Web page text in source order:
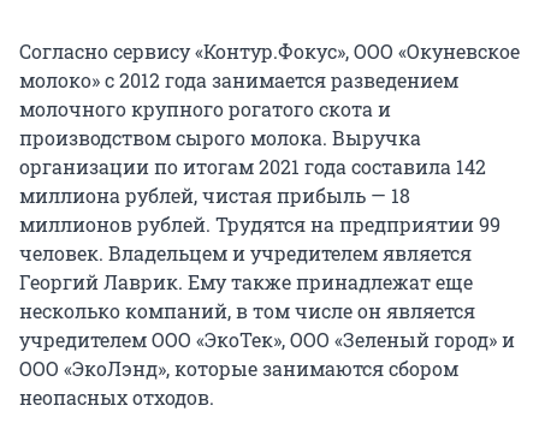
Согласно сервису «Контур.Фокус», ООО «Окуневское
молоко» с 2012 года занимается разведением
молочного крупного рогатого скота и
производством сырого молока. Выручка
организации по итогам 2021 года составила 142
миллиона рублей, чистая прибыль — 18
миллионов рублей. Трудятся на предприятии 99
человек. Владельцем и учредителем является
Георгий Лаврик. Ему также принадлежат еще
несколько компаний, в том числе он является
учредителем ООО «ЭкоТек», ООО «Зеленый город» и
ООО «ЭкоЛэнд», которые занимаются сбором
неопасных отходов.